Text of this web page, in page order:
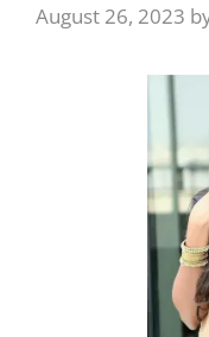
August 26, 2023